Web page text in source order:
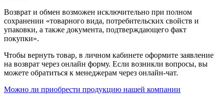
Возврат и обмен возможен исключительно при полном
сохранении «товарного вида, потребительских свойств и
упаковки, а также документа, подтверждающего факт
покупки».
Чтобы вернуть товар, в личном кабинете оформите заявление
на возврат через онлайн форму. Если возникли вопросы, вы
можете обратиться к менеджерам через онлайн-чат.
Можно ли приобрести продукцию нашей компании